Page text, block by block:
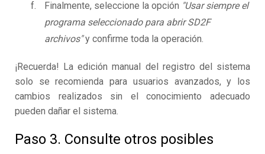
Finalmente, seleccione la opción "Usar siempre el
programa seleccionado para abrir SD2F
archivos"y confirme toda la operación.
¡Recuerda! La edición manual del registro del sistema
solo se recomienda para usuarios avanzados, y los
cambios realizados sin el conocimiento adecuado
pueden dañar el sistema.
Paso 3. Consulte otros posibles